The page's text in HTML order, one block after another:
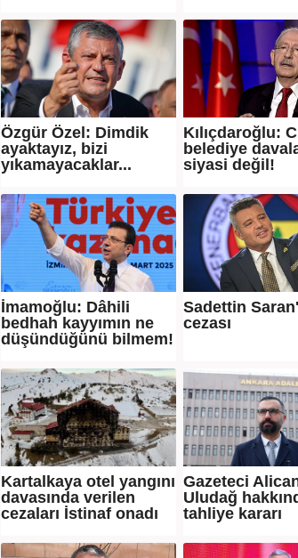
Özgür Özel: Dimdik
ayaktayız, bizi
yıkamayacaklar...
Kılıçdaroğlu:
belediye
siyasi değil!
İmamoğlu: Dâhili
bedhah kayyımın ne
düşündüğünü bilmem!
Sadettin
cezası
Kartalkaya otel yangını
davasında verilen
cezaları İstinaf onadı
Gazeteci
Uludağ
tahliye kararı